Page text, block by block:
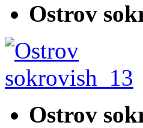
Ostrov
Ostrov